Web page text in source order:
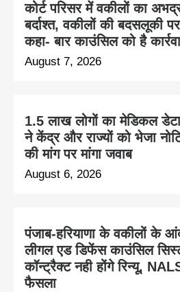
कोर्ट परिसर में वकीलों का अभद्र
बर्दाश्त, वकीलों की बदसलूकी
कहा- बार काउंसिल को है
August 7, 2026
1.5 लाख लोगों का मेडिकल
ने केंद्र और राज्यों को भेजा
की मांग पर मांगा जवाब
August 6, 2026
पंजाब-हरियाणा के वकीलों के
लीगल एड डिफेंस काउंसिल
कॉन्ट्रैक्ट नही होंगे रिन्यू,
फैसला